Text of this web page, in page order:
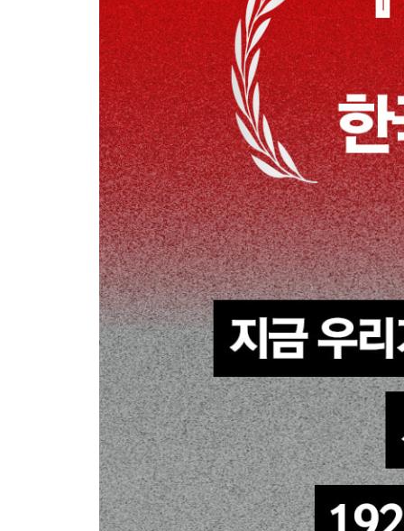
29. 1931년 2월 2일
30. 1932년 2월 18일
31. 1932년 11월 8일
32. 1933년 2월 18일
33. 1933년 2월 21일
34. 1933년 2월 22일
35. 1933년 3월 3일
36. 1933년 3월 7일
37. 1933년 3월 21일
38. 1933년 5월 16일
39. 1933년 5월 22일
40. 1933년 5월 23일
41. 1933년 6월 16일
42. 1933년 6월 21일
에필로그
후기
감사의 말
출처
주
참고 문헌
사진 출처